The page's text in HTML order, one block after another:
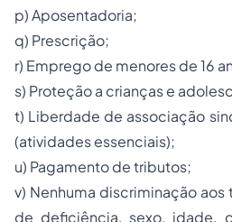
p) Aposentadoria;
q) Prescrição;
r) Emprego de menores de 16
s) Proteção a crianças e
t) Liberdade de associação
(atividades essenciais);
u) Pagamento de tributos;
v) Nenhuma discriminação aos
de deficiência, sexo, idade,